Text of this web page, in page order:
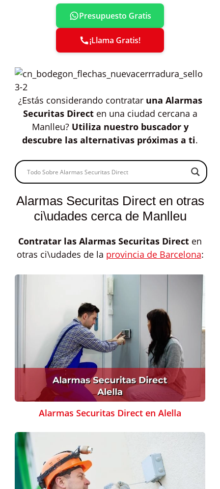
Presupuesto Gratis
¡Llama Gratis!
¿Estás considerando contratar una Alarmas
Securitas Directen una ciudad cercana a
Manlleu? Utiliza nuestro buscador y
descubre las alternativas próximas a ti.
Alarmas Securitas Direct en otras
ci\udades cerca de Manlleu
Contratar las Alarmas Securitas Direct en
otras ci\udades de la provincia de Barcelona:
Alarmas Securitas Direct en Alella